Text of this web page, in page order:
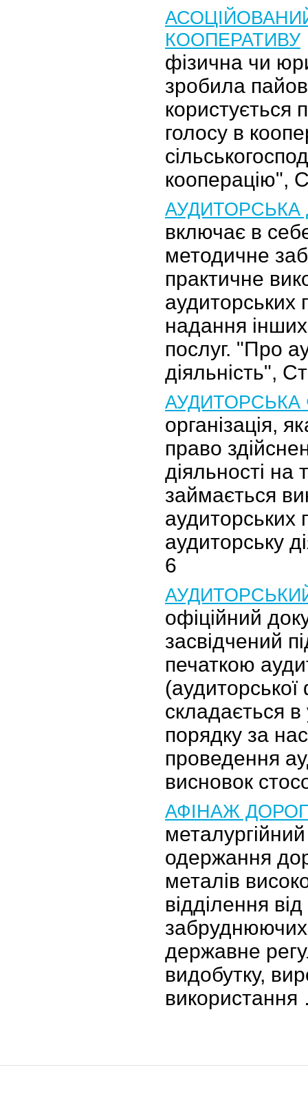
КООПЕРАТИВУ
фізична чи
зробила
користується
голосу в
кооперацію",
АУДИТОРСЬКА
включає в
методичне
практичне
аудиторських
надання
послуг. "Про
діяльність",
АУДИТОРСЬКА
організація,
право
діяльності на
займається
аудиторських
аудиторську
6
офіційний
засвідчений
печаткою
складається
порядку за
проведення
висновок
АФІНАЖ
одержання
металів
відділення
державне
видобутку,